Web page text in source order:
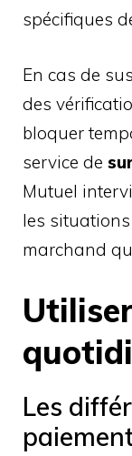
spécifiques
En cas de
des
bloquer
service de
Mutuel
les
marchand
Les